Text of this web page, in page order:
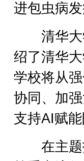
进包虫病发
清华大
绍了清华
学校将从
协同、加
支持AI赋能
在主题